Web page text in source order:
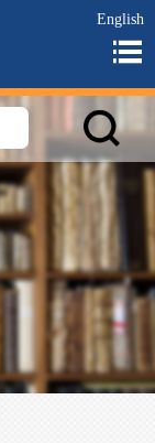
English